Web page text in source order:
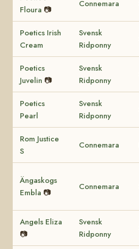
Floura 📷
Connemara
Poetics Irish
Cream
Svensk
Ridponny
Poetics
Juvelin 📷
Svensk
Ridponny
Poetics
Pearl
Svensk
Ridponny
Rom Justice
S
Connemara
Ängaskogs
Embla 📷
Connemara
Angels Eliza
📷
Svensk
Ridponny